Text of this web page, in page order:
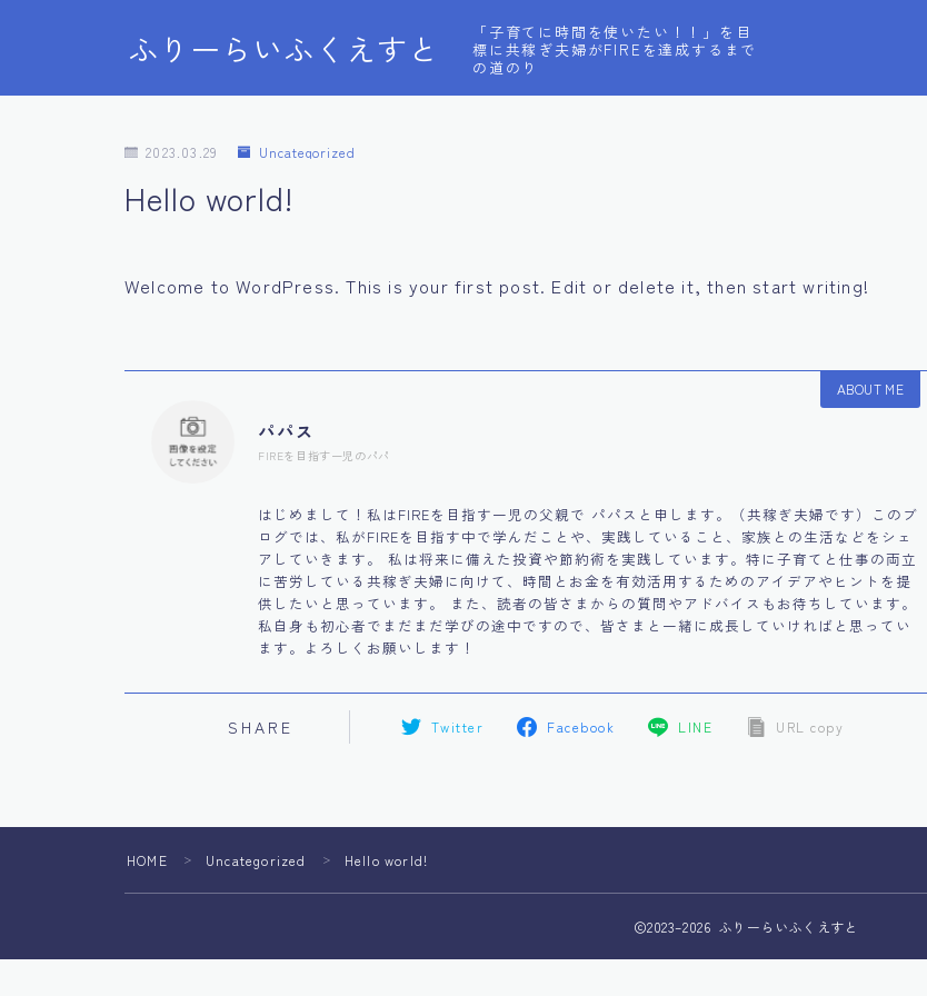
ふりーらいふくえすと
「子育てに時間を使いたい！！」を目
標に共稼ぎ夫婦がFIREを達成するまで
の道のり
2023.03.29 Uncategorized
Hello world!
Welcome to WordPress. This is your first post. Edit or delete it, then start writing!
ABOUT ME
パパス
FIREを目指す一児のパパ
はじめまして！私はFIREを目指す一児の父親で パパスと申します。（共稼ぎ夫婦です）このブ
ログでは、私がFIREを目指す中で学んだことや、実践していること、家族との生活などをシェ
アしていきます。 私は将来に備えた投資や節約術を実践しています。特に子育てと仕事の両立
に苦労している共稼ぎ夫婦に向けて、時間とお金を有効活用するためのアイデアやヒントを提
供したいと思っています。 また、読者の皆さまからの質問やアドバイスもお待ちしています。
私自身も初心者でまだまだ学びの途中ですので、皆さまと一緒に成長していければと思ってい
ます。よろしくお願いします！
SHARE Twitter Facebook LINE URL copy
HOME ＞ Uncategorized ＞ Hello world!
2023–2026 ふりーらいふくえすと